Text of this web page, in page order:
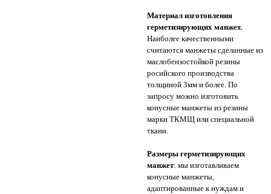
Материал изготовления
герметизирующих манжет.
Наиболее качественными
считаются манжеты сделанные из
маслобензостойкой резины
росийского производства
толщиной 3мм и более. По
запросу можно изготовить
конусные манжеты из резины
марки ТКМЩ или специальной
ткани.
Размеры герметизирующих
манжет: мы изготавливаем
конусные манжеты,
адаптированные к нуждам и